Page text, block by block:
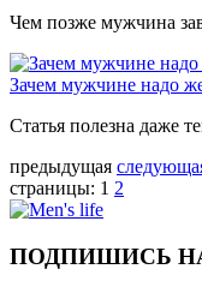
Чем позже мужчина
Зачем мужчине надо
Статья полезна даже
предыдущая
страницы: 1 2
ПОДПИШИСЬ